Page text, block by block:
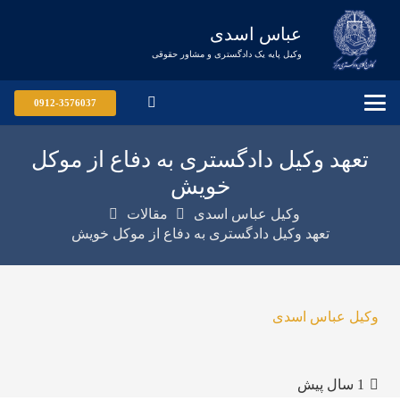
عباس اسدی
وکیل پایه یک دادگستری و مشاور حقوقی
0912-3576037
تعهد وکیل دادگستری به دفاع از موکل
خویش
وکیل عباس اسدی
مقالات
تعهد وکیل دادگستری به دفاع از موکل خویش
وکیل عباس اسدی
1 سال پیش